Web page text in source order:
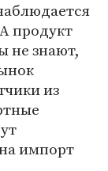
продукт
не знают,
из
импорт